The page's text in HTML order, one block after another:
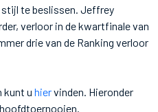
te beslissen. Jeffrey
verloor in de kwartfinale van
drie van de Ranking verloor
kunt u hiervinden. Hieronder